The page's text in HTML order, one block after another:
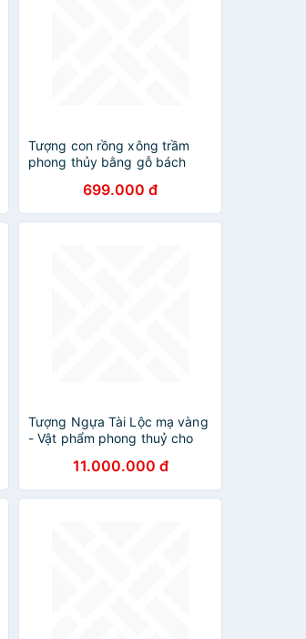
Tượng con rồng xông trầm
phong thủy bằng gỗ bách
699.000 đ
Tượng Ngựa Tài Lộc mạ vàng
- Vật phẩm phong thuỷ cho
11.000.000 đ